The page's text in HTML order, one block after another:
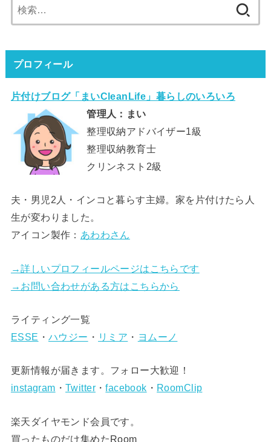
索:
プロフィール
片付けブログ「まいCleanLife」暮らしのいろいろ
管理人：まい
整理収納アドバイザー1級
整理収納教育士
クリンネスト2級
夫・男児2人・インコと暮らす主婦。家を片付けたら人
生が変わりました。
アイコン製作： あわわさん
→詳しいプロフィールページはこちらです
→お問い合わせがある方はこちらから
ライティング一覧
ESSE ・ ハウジー ・ リミア ・ ヨムーノ
更新情報が届きます。フォロー大歓迎！
instagram ・Twitter・facebook ・ RoomClip
楽天ダイヤモンド会員です。
買ったものだけ集めたRoom